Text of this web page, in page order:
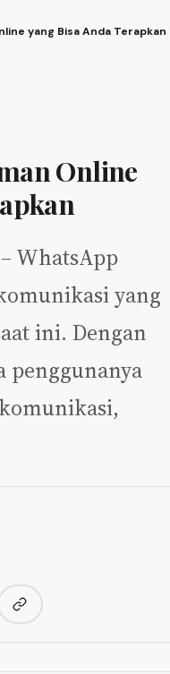
yang Bisa Anda Terapkan
Online
WhatsApp
yang
ini. Dengan
penggunanya
Copy link